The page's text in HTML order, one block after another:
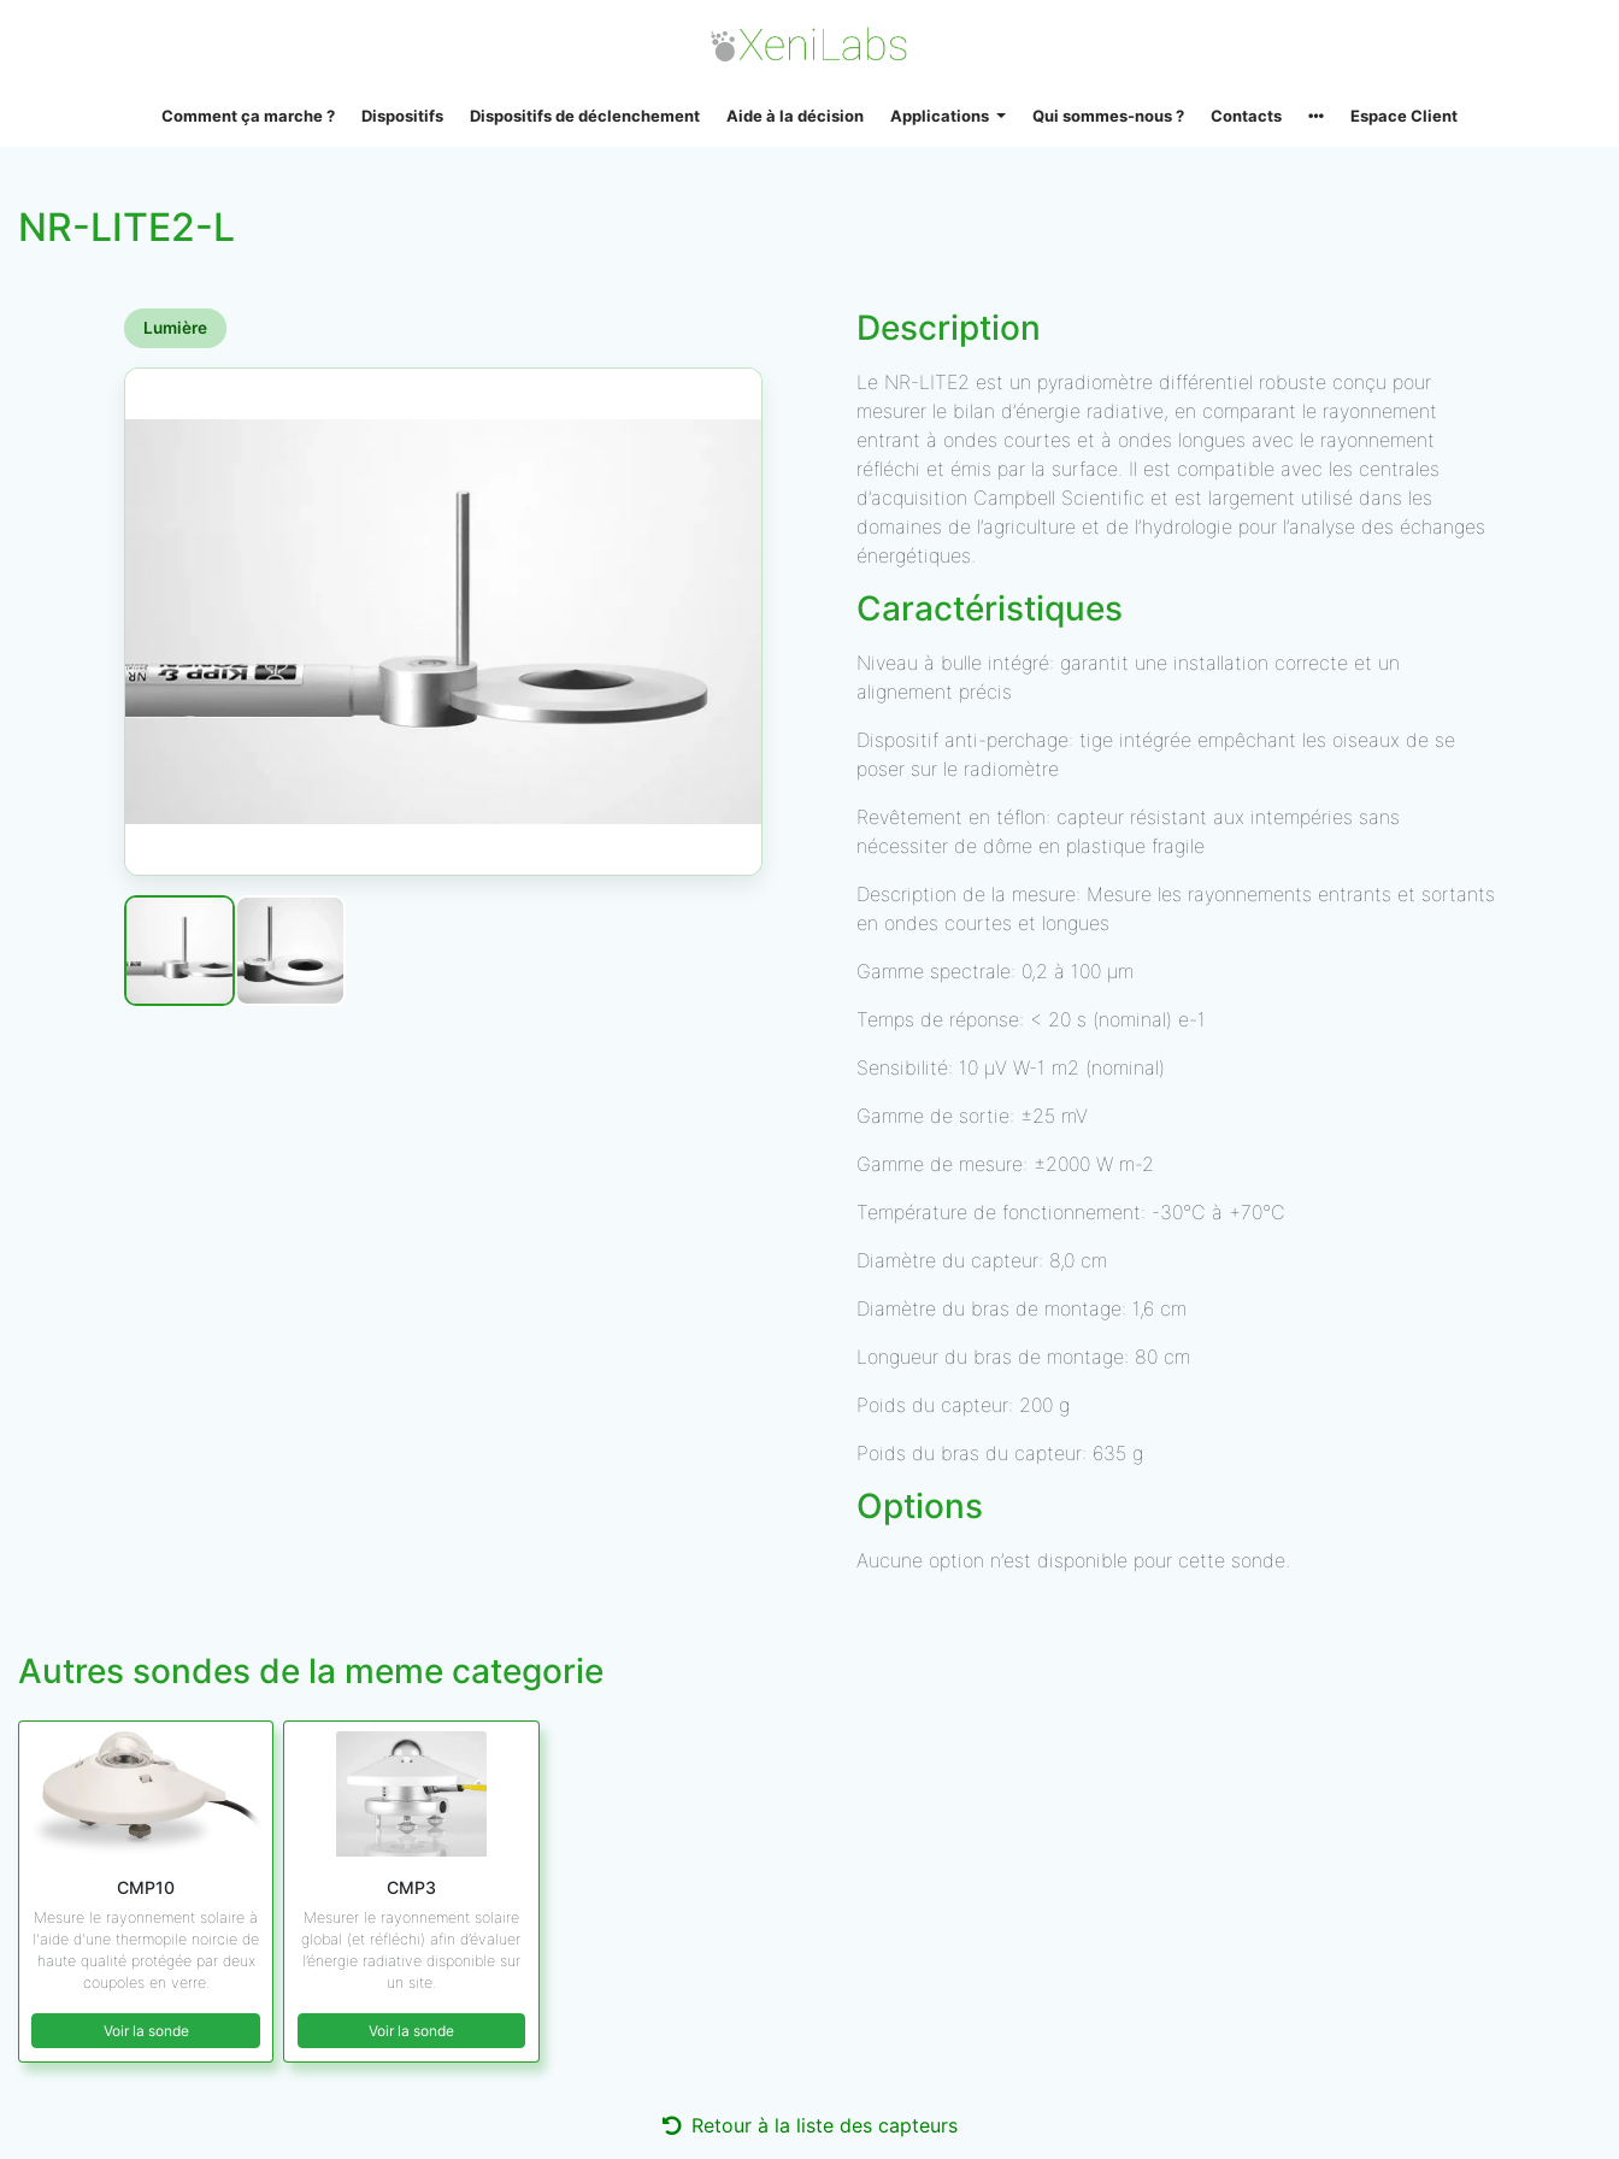
Comment ça marche ? Dispositifs Dispositifs de déclenchement Aide à la décision Applications Qui sommes-nous ? Contacts Espace Client
NR-LITE2-L
Lumière Description
Le NR-LITE2 est un pyradiomètre différentiel robuste conçu pour
mesurer le bilan d’énergie radiative, en comparant le rayonnement
entrant à ondes courtes et à ondes longues avec le rayonnement
réfléchi et émis par la surface. Il est compatible avec les centrales
d’acquisition Campbell Scientific et est largement utilisé dans les
domaines de l’agriculture et de l’hydrologie pour l’analyse des échanges
énergétiques.
Caractéristiques
Niveau à bulle intégré: garantit une installation correcte et un
alignement précis
Dispositif anti-perchage: tige intégrée empêchant les oiseaux de se
poser sur le radiomètre
Revêtement en téflon: capteur résistant aux intempéries sans
nécessiter de dôme en plastique fragile
Description de la mesure: Mesure les rayonnements entrants et sortants
en ondes courtes et longues
Gamme spectrale: 0,2 à 100 µm
Temps de réponse: < 20 s (nominal) e-1
Sensibilité: 10 µV W-1 m2 (nominal)
Gamme de sortie: ±25 mV
Gamme de mesure: ±2000 W m-2
Température de fonctionnement: -30°C à +70°C
Diamètre du capteur: 8,0 cm
Diamètre du bras de montage: 1,6 cm
Longueur du bras de montage: 80 cm
Poids du capteur: 200 g
Poids du bras du capteur: 635 g
Options
Aucune option n’est disponible pour cette sonde.
Autres sondes de la meme categorie
CMP10
Mesure le rayonnement solaire à
l'aide d'une thermopile noircie de
haute qualité protégée par deux
coupoles en verre.
Voir la sonde
CMP3
Mesurer le rayonnement solaire
global (et réfléchi) afin d’évaluer
l’énergie radiative disponible sur
un site.
Voir la sonde
Retour à la liste des capteurs